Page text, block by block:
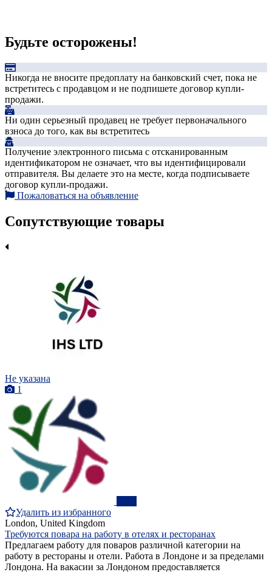
Будьте осторожены!
Никогда не вносите предоплату на банковский счет, пока не
встретитесь с продавцом и не подпишете договор купли-
продажи.
Ни один серьезный продавец не требует первоначального
взноса до того, как вы встретитесь
Получение электронного письма с отсканированным
идентификатором не означает, что вы идентифицировали
отправителя. Вы делаете это на месте, когда подписываете
договор купли-продажи.
Пожаловаться на объявление
Сопутствующие товары
Не указана
1
Удалить из избранного
London, United Kingdom
Требуются повара на работу в отелях и ресторанах
Предлагаем работу для поваров различной категории на
работу в рестораны и отели. Работа в Лондоне и за пределами
Лондона. На вакасии за Лондоном предоставляется